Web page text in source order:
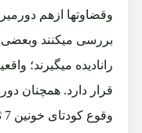
وقضاوتها ازهم
بررسی میکنند وبعضی
رانادیده میگیرند؛
قرار دارد. همچنان